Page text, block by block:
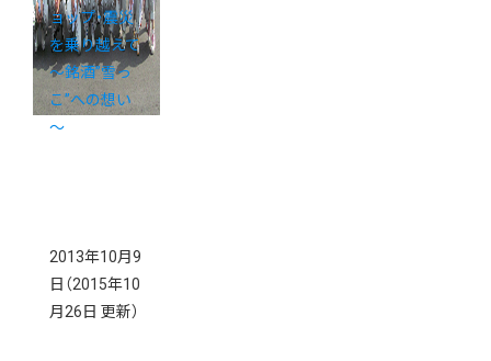
ョップ・震災
を乗り越えて
～銘酒”雪っ
こ”への想い
～
2013年10月9
日 （2015年10
月26日 更新）